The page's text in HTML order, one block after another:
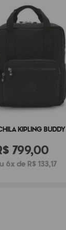
KIPLING BUDDY
799,00
6x de R$ 133,17